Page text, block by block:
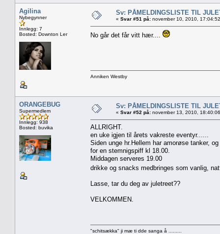
Agilina
Nybegynner
Innlegg: 7
Bosted: Downton Ler
Sv: PÅMELDINGSLISTE TIL
« Svar #51 på: november 10, 2010,
No går det får vitt hær....
Anniken Westby
ORANGEBUG
Supermedlem
Innlegg: 938
Bosted: buvika
Sv: PÅMELDINGSLISTE TIL
« Svar #52 på: november 13, 2010,
ALLRIGHT.
en uke igjen til årets vakreste eventyr......
Siden unge hr.Hellem har amorøse tanker,
for en stemnigspiff kl 18.00.
Middagen serveres 19.00
drikke og snacks medbringes som vanlig,
Lasse, tar du deg av juletreet??
VELKOMMEN.
"schitsækka" ji mæ ti dde sanga å .........